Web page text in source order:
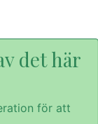
det här
för att